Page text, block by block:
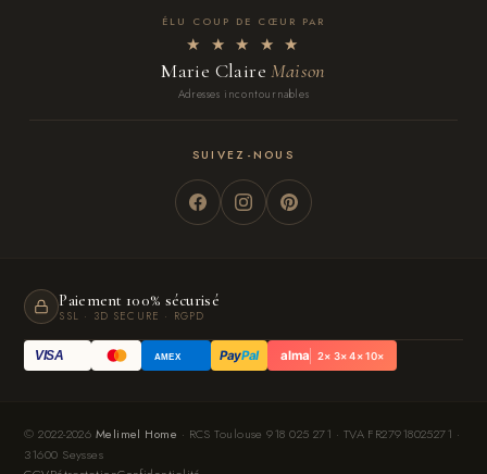
ÉLU COUP DE CŒUR PAR
★ ★ ★ ★ ★
Marie ClaireMaison
Adresses incontournables
SUIVEZ-NOUS
Paiement 100% sécurisé
SSL · 3D SECURE · RGPD
VISA AMEX PayPal alma 2× 3× 4× 10×
© 2022-2026 Melimel Home · RCS Toulouse 918 025 271 · TVA FR27918025271 ·
31600 Seysses